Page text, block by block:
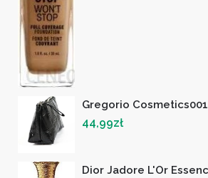
Gregorio
44,99zł
Dior Jadore L'Or